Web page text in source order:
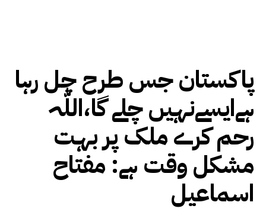
پاکستان جس طرح چل رہا
ہےایسےنہیں چلے گا،اللّٰہ
رحم کرے ملک پر بہت
مشکل وقت ہے: مفتاح
اسماعیل